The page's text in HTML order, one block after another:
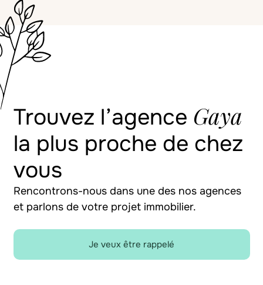
Trouvez l’agence Gaya
la plus proche de chez
vous
Rencontrons-nous dans une des nos agences
et parlons de votre projet immobilier.
Je veux être rappelé